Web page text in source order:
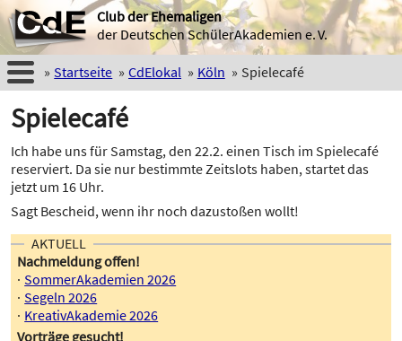
Club der Ehemaligen
der Deutschen SchülerAkademien e. V.
Startseite CdElokal Köln Spielecafé
Spielecafé
Ich habe uns für Samstag, den 22.2. einen Tisch im Spielecafé
reserviert. Da sie nur bestimmte Zeitslots haben, startet das
jetzt um 16 Uhr.
Sagt Bescheid, wenn ihr noch dazustoßen wollt!
AKTUELL
Nachmeldung offen!
SommerAkademien 2026
Segeln 2026
KreativAkademie 2026
Vorträge gesucht!